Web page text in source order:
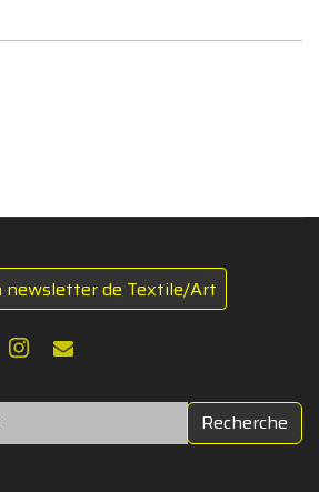
newsletter de Textile/Art
Recherche